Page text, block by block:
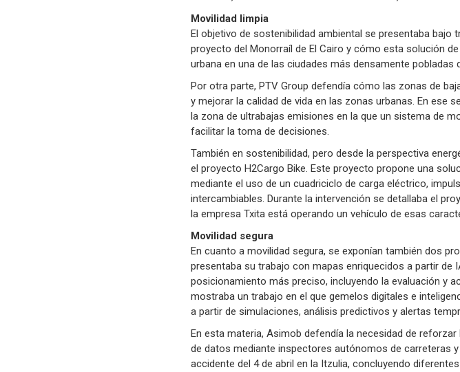
Movilidad limpia
El objetivo de sostenibilidad ambiental se presentaba bajo
proyecto del Monorraíl de El Cairo y cómo esta solución
urbana en una de las ciudades más densamente pobladas
Por otra parte, PTV Group defendía cómo las zonas de
y mejorar la calidad de vida en las zonas urbanas. En ese
la zona de ultrabajas emisiones en la que un sistema de
facilitar la toma de decisiones.
También en sostenibilidad, pero desde la perspectiva
el proyecto H2Cargo Bike. Este proyecto propone una
mediante el uso de un cuadriciclo de carga eléctrico,
intercambiables. Durante la intervención se detallaba el
la empresa Txita está operando un vehículo de esas
Movilidad segura
En cuanto a movilidad segura, se exponían también dos
presentaba su trabajo con mapas enriquecidos a partir
posicionamiento más preciso, incluyendo la evaluación y
mostraba un trabajo en el que gemelos digitales e
a partir de simulaciones, análisis predictivos y alertas
En esta materia, Asimob defendía la necesidad de
de datos mediante inspectores autónomos de carreteras
accidente del 4 de abril en la Itzulia, concluyendo